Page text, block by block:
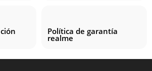
Política de garantía
realme